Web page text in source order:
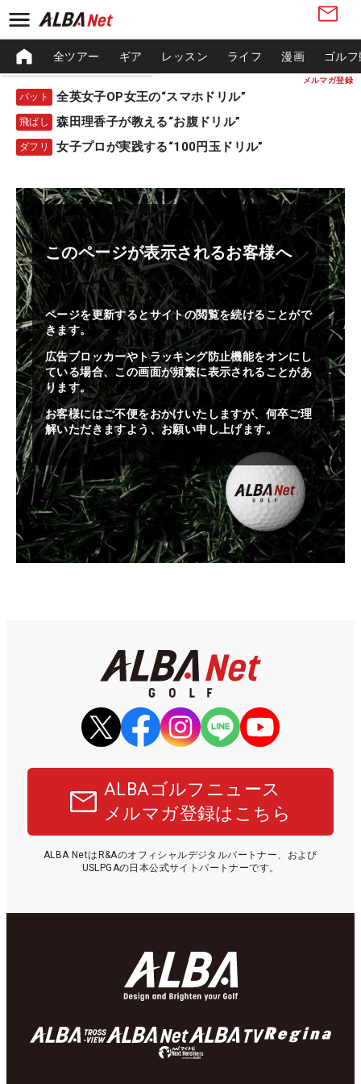
メルマガ登録
全ツアー ギア レッスン ライフ 漫画 ゴル
パット 全英女子OP女王の“スマホドリル”
飛ばし 森田理香子が教える“お腹ドリル”
ダフリ 女子プロが実践する“100円玉ドリル”
このページが表示されるお客様へ
ページを更新するとサイトの閲覧を続けることがで
きます。
広告ブロッカーやトラッキング防止機能をオンにし
ている場合、この画面が頻繁に表示されることがあ
ります。
お客様にはご不便をおかけいたしますが、何卒ご理
解いただきますよう、お願い申し上げます。
ALBAゴルフニュース
メルマガ登録はこちら
ALBA NetはR&Aのオフィシャルデジタルパートナー、および
USLPGAの日本公式サイトパートナーです。